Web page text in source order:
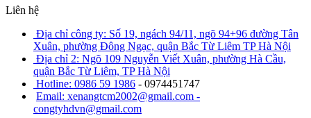
Liên hệ
Địa chỉ công ty: Số 19, ngách 94/11, ngõ 94+96 đường Tân
Xuân, phường Đông Ngạc, quận Bắc Từ Liêm TP Hà Nội
Địa chỉ 2: Ngõ 109 Nguyễn Viết Xuân, phường Hà Cầu,
quận Bắc Từ Liêm, TP Hà Nội
Hotline: 0986 59 1986 - 0974451747
Email: xenangtcm2002@gmail.com -
congtyhdvn@gmail.com